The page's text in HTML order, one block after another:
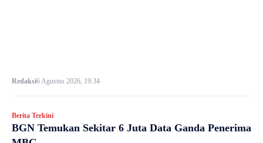
Redaksi6 Agustus 2026, 19:34
Berita Terkini
BGN Temukan Sekitar 6 Juta Data Ganda Penerima